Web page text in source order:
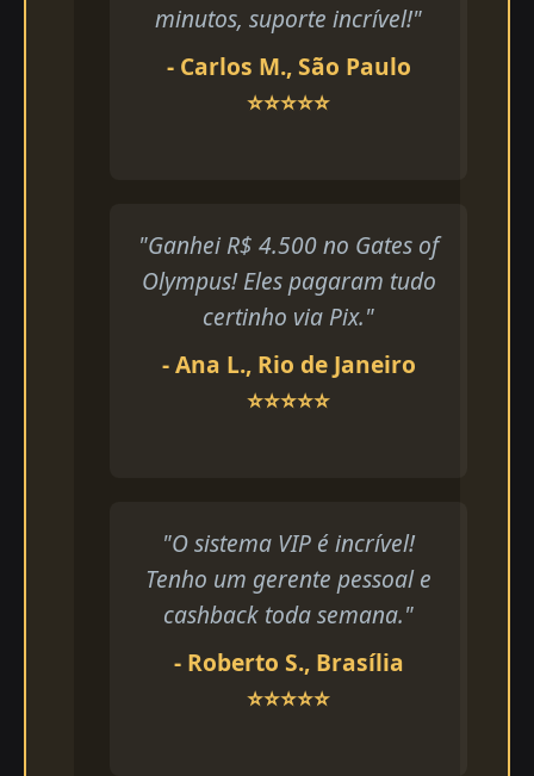
minutos, suporte incrível!"
- Carlos M., São Paulo
⭐⭐⭐⭐⭐
"Ganhei R$ 4.500 no Gates of
Olympus! Eles pagaram tudo
certinho via Pix."
- Ana L., Rio de Janeiro
⭐⭐⭐⭐⭐
"O sistema VIP é incrível!
Tenho um gerente pessoal e
cashback toda semana."
- Roberto S., Brasília
⭐⭐⭐⭐⭐